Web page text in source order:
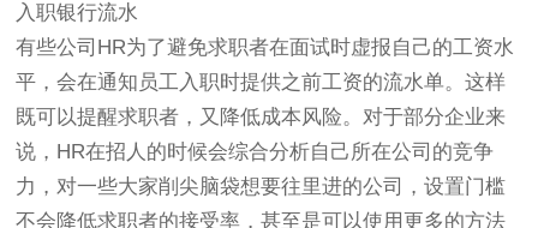
入职银行流水
有些公司HR为了避免求职者在面试时虚报自己的工资水
平，会在通知员工入职时提供之前工资的流水单。这样
既可以提醒求职者，又降低成本风险。对于部分企业来
说，HR在招人的时候会综合分析自己所在公司的竞争
力，对一些大家削尖脑袋想要往里进的公司，设置门槛
不会降低求职者的接受率，甚至是可以使用更多的方法